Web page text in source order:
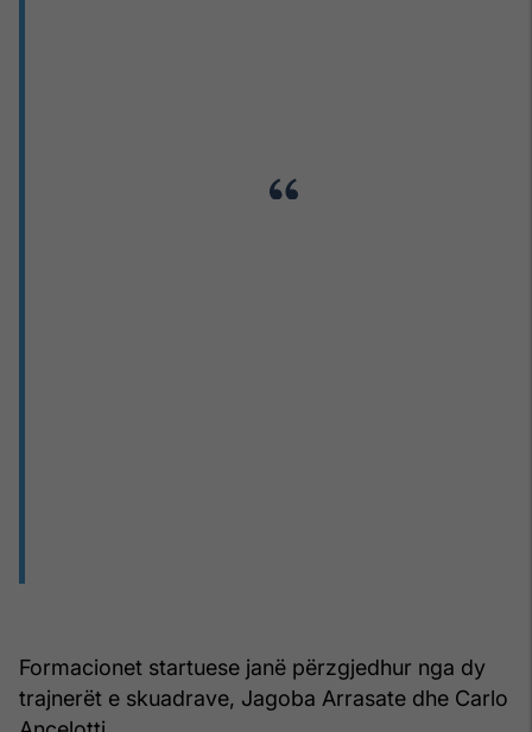
Formacionet startuese janë përzgjedhur nga dy
trajnerët e skuadrave, Jagoba Arrasate dhe Carlo